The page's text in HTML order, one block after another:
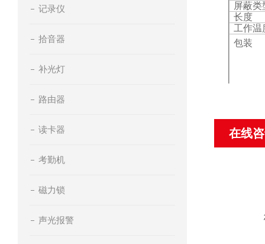
记录仪
拾音器
补光灯
路由器
读卡器
考勤机
磁力锁
声光报警
屏蔽类
长度
工作温
包装
在线